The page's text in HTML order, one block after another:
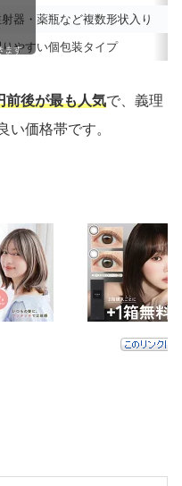
器・薬瓶など複数形状入り
やすい個包装タイプ
ます
前後が最も人気で、義理
い価格帯です。